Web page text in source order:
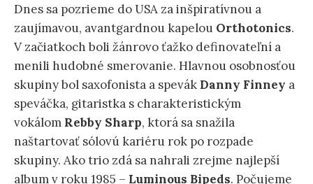
Dnes sa pozrieme do USA za inšpiratívnou a
zaujímavou, avantgardnou kapelou Orthotonics.
V začiatkoch boli žánrovo ťažko definovateľní a
menili hudobné smerovanie. Hlavnou osobnosťou
skupiny bol saxofonista a spevák Danny Finney a
speváčka, gitaristka s charakteristickým
vokálom Rebby Sharp, ktorá sa snažila
naštartovať sólovú kariéru rok po rozpade
skupiny. Ako trio zdá sa nahrali zrejme najlepší
album v roku 1985 – Luminous Bipeds. Počujeme